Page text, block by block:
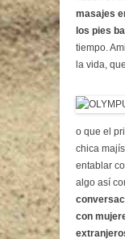
masajes
los pies
tiempo.
la vida,
o que el
chica
entablar
algo así
con